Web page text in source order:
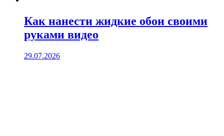
Как нанести жидкие обои своими
руками видео
29.07.2026